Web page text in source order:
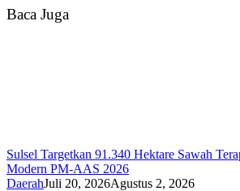
Baca Juga
Sulsel Targetkan 91.340 Hektare Sawah
Modern PM-AAS 2026
DaerahJuli 20, 2026Agustus 2, 2026